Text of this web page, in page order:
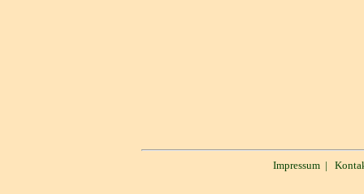
Impressum|